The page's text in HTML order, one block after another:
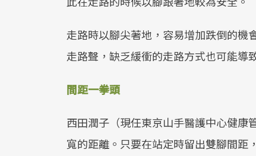
走路時以腳尖著地，容易增加跌倒的機
走路聲，缺乏緩衝的走路方式也可能導
間距一拳頭
西田潤子（現任東京山手醫護中心健康
寬的距離。只要在站定時留出雙腳間距